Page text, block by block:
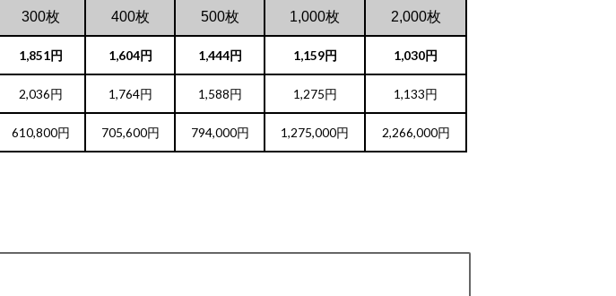
300枚 400枚 500枚 1,000枚 2,000枚
1,851円 1,604円 1,444円 1,159円 1,030円
2,036円 1,764円 1,588円 1,275円 1,133円
610,800円 705,600円 794,000円 1,275,000円 2,266,000円